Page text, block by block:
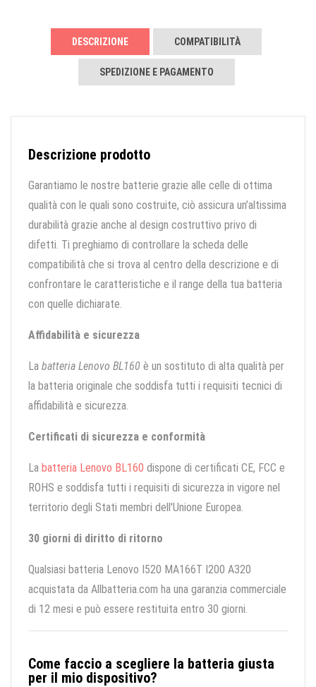
DESCRIZIONE COMPATIBILITÀ
SPEDIZIONE E PAGAMENTO
Descrizione prodotto
Garantiamo le nostre batterie grazie alle celle di ottima
qualità con le quali sono costruite, ciò assicura un’altissima
durabilità grazie anche al design costruttivo privo di
difetti. Ti preghiamo di controllare la scheda delle
compatibilità che si trova al centro della descrizione e di
confrontare le caratteristiche e il range della tua batteria
con quelle dichiarate.
Affidabilità e sicurezza
La batteria Lenovo BL160 è un sostituto di alta qualità per
la batteria originale che soddisfa tutti i requisiti tecnici di
affidabilità e sicurezza.
Certificati di sicurezza e conformità
La batteria Lenovo BL160 dispone di certificati CE, FCC e
ROHS e soddisfa tutti i requisiti di sicurezza in vigore nel
territorio degli Stati membri dell'Unione Europea.
30 giorni di diritto di ritorno
Qualsiasi batteria Lenovo I520 MA166T I200 A320
acquistata da Allbatteria.com ha una garanzia commerciale
di 12 mesi e può essere restituita entro 30 giorni.
Come faccio a scegliere la batteria giusta
per il mio dispositivo?